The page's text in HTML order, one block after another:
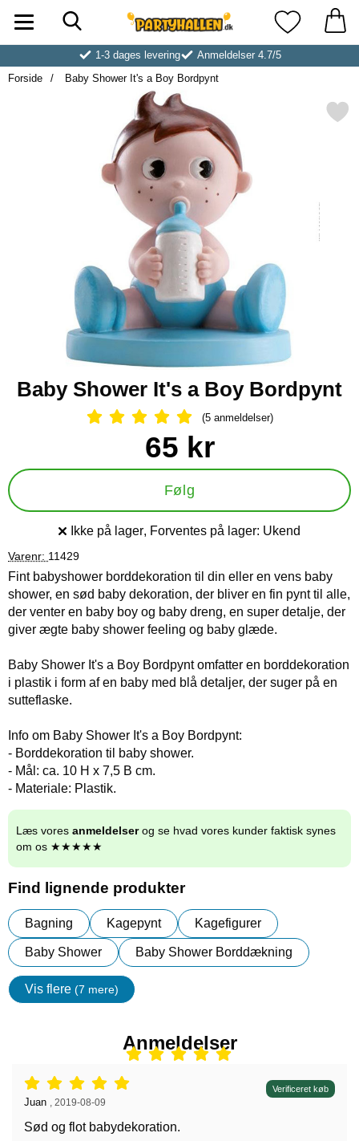
Startside for Partyhallen AB Mine
1-3 dages levering
Anmeldelser 4.7/5
Forside
Baby Shower It's a Boy Bordpynt
Markér baby Shower It's a
Baby Shower It's a Boy Bordpynt
Anmeldelser: 5 Stjerne, Spring til
(5 anmeldelser)
Køb dette produkt Baby Shower It's a Boy Bordpynt
pris
65 kr
Følg
Produkttilgængelighed:
Ikke på lager, Forventes på lager: Ukend
Varenr: 11429
Fint babyshower borddekoration til din eller en vens baby
shower, en sød baby dekoration, der bliver en fin pynt til alle,
der venter en baby boy og baby dreng, en super detalje, der
giver ægte baby shower feeling og baby glæde.
Baby Shower It's a Boy Bordpynt omfatter en borddekoration
i plastik i form af en baby med blå detaljer, der suger på en
sutteflaske.
Info om Baby Shower It's a Boy Bordpynt:
- Borddekoration til baby shower.
- Mål: ca. 10 H x 7,5 B cm.
- Materiale: Plastik.
Læs vores anmeldelserog se hvad vores kunder faktisk synes
om os ★★★★★
Find lignende produkter
Bagning Kagepynt Kagefigurer
Baby Shower Baby Shower Borddækning
Vis flere (7 mere)
Egenskaper
Anmeldelser
Anmeldelser: 5 stjerne af 5, Verificeret køb
Anmeldelser af:
Juan 2019-08-09
Sød og flot babydekoration.